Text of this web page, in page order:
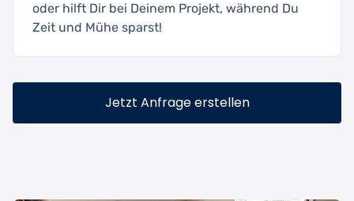
oder hilft Dir bei Deinem Projekt, während Du
Zeit und Mühe sparst!
Jetzt Anfrage erstellen